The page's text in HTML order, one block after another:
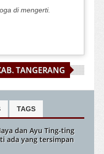
di mengerti.
TANGERANG
TAGS
dan Ayu Ting-ting
ada yang tersimpan